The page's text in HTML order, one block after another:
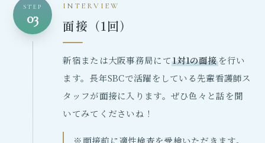
STEP
03
INTERVIEW
面接（1回）
新宿または大阪事務局にて1対1の面接を行い
ます。長年SBCで活躍をしている先輩看護師ス
タッフが面接に入ります。ぜひ色々と話を聞
いてみてくださいね！
※面接前に適性検査を受検いただきます。